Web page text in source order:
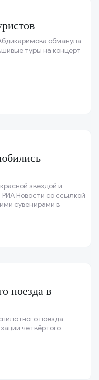
обманула
туры на концерт
звездой и
Новости со ссылкой
сувенирами в
поезда в
поезда
четвёртого